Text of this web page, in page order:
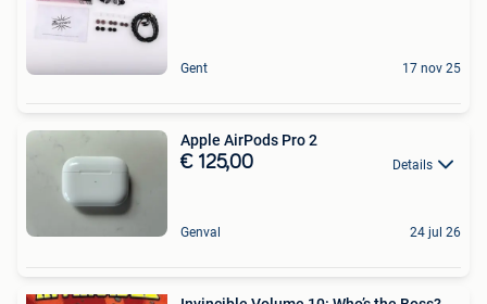
Gent 17 nov 25
Apple AirPods Pro 2
€ 125,00 Details
Genval 24 jul 26